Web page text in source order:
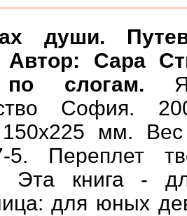
души.
Автор: Сара
слогам.
София.
мм.
5. Переплет
Эта книга -
для юных